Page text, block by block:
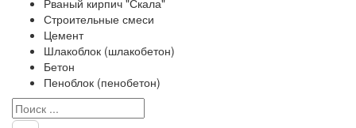
Рваный кирпич "Скала"
Строительные смеси
Цемент
Шлакоблок (шлакобетон)
Бетон
Пеноблок (пенобетон)